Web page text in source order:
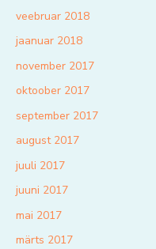
veebruar 2018
jaanuar 2018
november 2017
oktoober 2017
september 2017
august 2017
juuli 2017
juuni 2017
mai 2017
märts 2017